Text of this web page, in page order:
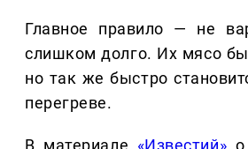
Главное правило — не
слишком долго. Их мясо
но так же быстро
перегреве.
В материале «Известий» о